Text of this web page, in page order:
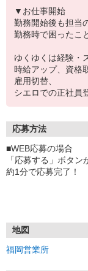
▼お仕事開始
勤務開始後も担当
勤務時で困ったこ
ゆくゆくは経験・
時給アップ、資格
雇用切替、
シエロでの正社員
応募方法
■WEB応募の場合
「応募する」ボタン
約1分で応募完了！
①応募から3営業日を
地図
福岡営業所